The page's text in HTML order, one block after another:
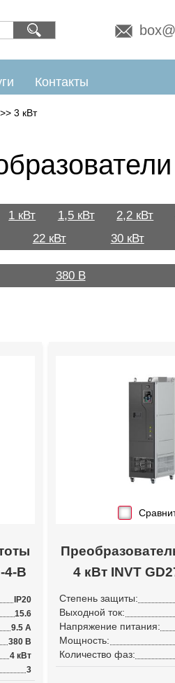
Контакты
3 кВт
1 кВт 1,5 кВт 2,2 кВт
22 кВт 30 кВт
380 В
4-B
IP20
15.6
9.5 А
380 В
4 кВт
3
4 кВт INVT
Степень защиты:
Выходной ток:
Напряжение питания:
Мощность:
Количество фаз: